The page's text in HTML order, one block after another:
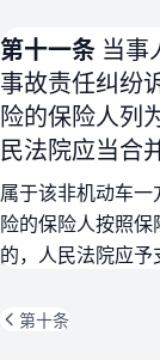
第十一条 当事
事故责任纠纷
险的保险人列
民法院应当合
属于该非机动车
险的保险人按照
的，人民法院应予
第十条